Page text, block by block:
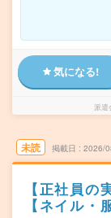
気になる!
派遣
未読 掲載日 2026/
【正社員の
【ネイル・